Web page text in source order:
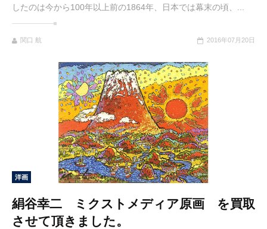
したのは今から100年以上前の1864年、日本では幕末の頃、...
関口 航 2016年07月20日
洋画
絹谷幸二 ミクストメディア原画 を買取
させて頂きました。